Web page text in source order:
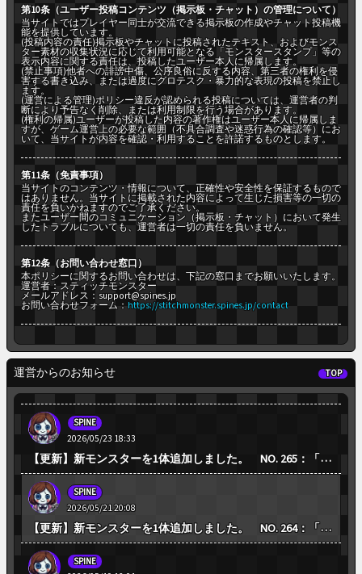
第10条（ユーザー投稿コンテンツ（掲示板・チャット）の管理について）
当サイトではプレイヤー同士が交流できる掲示板の作成やチャット投稿機
能を提供しています。
(投稿内容の責任)掲示板やチャットに投稿されたテキスト、およびモンス
ター素材の収集状況に応じて利用可能となる「モンスタースタンプ」等の
表示内容に関する責任は、投稿したユーザー本人に帰属します。
(禁止事項)他者への誹謗中傷、公序良俗に反する内容、第三者の権利を侵
害する書き込み、または過度にグロテスク・暴力的な表現の投稿を禁止し
ます。
(運営による管理)ポリシー違反が認められる投稿については、運営者の判
断により予告なく削除、または利用制限を行う場合があります。
(権利の帰属)ユーザーが投稿した内容の著作権はユーザー本人に帰属しま
すが、ゲーム運営上の必要な範囲（不具合調査や迷惑行為の確認等）にお
いて、当サイトが内容を確認・利用することを許諾するものとします。
第11条（免責事項）
当サイトのコンテンツ・情報について、正確性や安全性を保証するもので
はありません。当サイトに掲載された内容によって生じた損害等の一切の
責任を負いかねますのでご了承ください。
またユーザー間のコミュニケーション（掲示板・チャット）において発生
したトラブルについても、運営者は一切の責任を負いません。
第12条（お問い合わせ窓口）
本ポリシーに関するお問い合わせは、下記の窓口までお願いいたします。
運営者：スティッチモンスター
メールアドレス：support@spines.jp
お問い合わせフォーム： https://stitchmonster.spines.jp/contact
運営からのお知らせ TOP
SPINE
2026/05/23 18:33
【更新】新モンスターを1体追加しました。 NO. 265：「絵馬ねずみ」場所：組紐鳥居参道3段
SPINE
2026/05/21 20:08
【更新】新モンスターを1体追加しました。 NO. 264：「狐面の...」場所：組紐鳥居参道2段
SPINE